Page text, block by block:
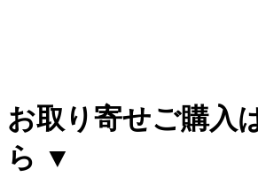
お取り寄せご購入
ら ▼